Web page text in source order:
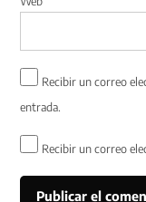
Recibir un correo
entrada.
Recibir un correo